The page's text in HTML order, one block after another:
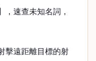
速查未知名詞，
擊遠距離目標的射